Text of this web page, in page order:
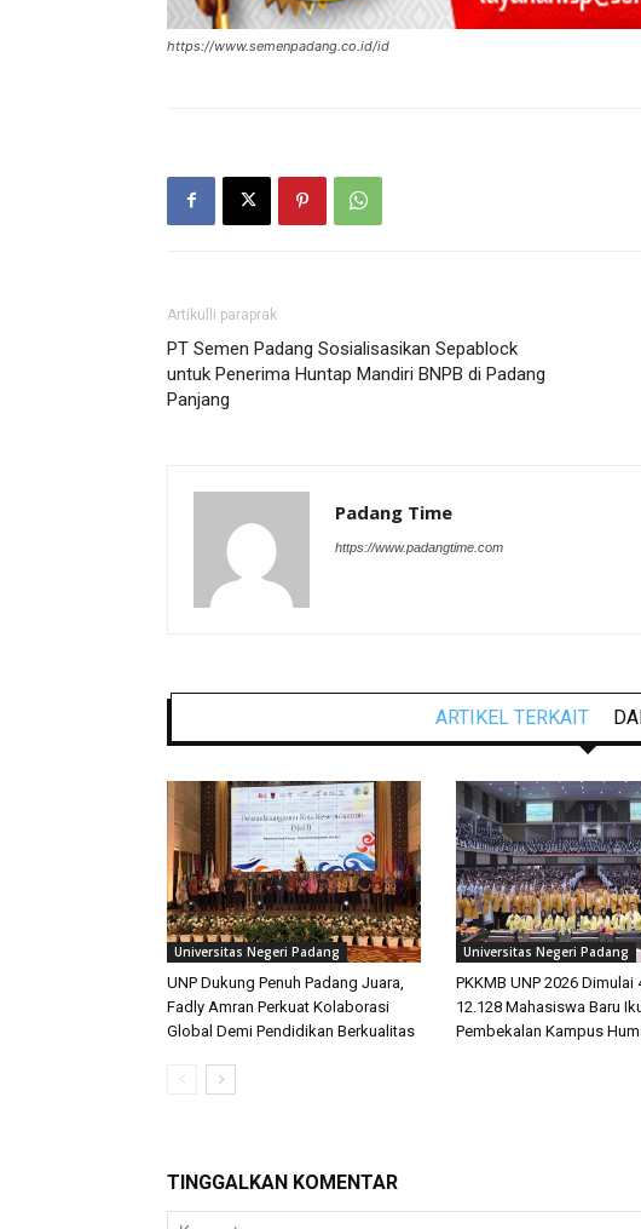
https://www.semenpadang.co.id/id
Artikulli paraprak
PT Semen Padang Sosialisasikan Sepablock
untuk Penerima Huntap Mandiri BNPB di Padang
Panjang
Padang Time
https://www.padangtime.com
ARTIKEL TERKAIT
Universitas Negeri Padang
UNP Dukung Penuh Padang Juara,
Fadly Amran Perkuat Kolaborasi
Global Demi Pendidikan Berkualitas
Universitas Negeri Padang
PKKMB UNP 2026 Dimulai
12.128 Mahasiswa Baru
Pembekalan Kampus
TINGGALKAN KOMENTAR